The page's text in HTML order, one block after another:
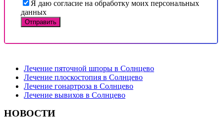
Я даю согласие на обработку моих персональных
данных
Лечение пяточной шпоры в Солнцево
Лечение плоскостопия в Солнцево
Лечение гонартроза в Солнцево
Лечение вывихов в Солнцево
НОВОСТИ